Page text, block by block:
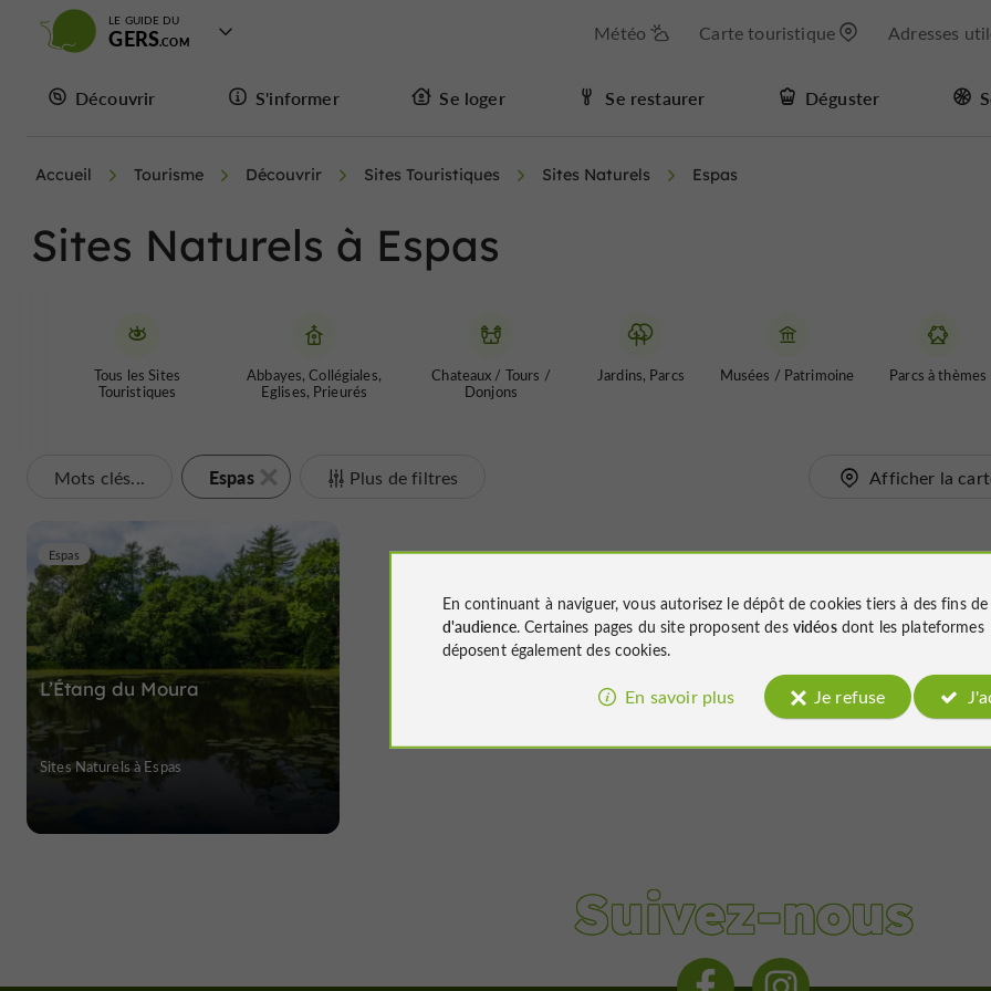
LE GUIDE DU
GERS Météo Carte touristique Adresses
Découvrir S'informer Se loger Se restaurer Déguster
Accueil Tourisme Découvrir Sites Touristiques Sites Naturels Espas
Sites Naturels à Espas
Tous les Sites
Touristiques
Abbayes, Collégiales,
Eglises, Prieurés
Chateaux / Tours /
Donjons
Jardins, Parcs Musées / Patrimoine Parcs à thèmes
Mots clés... Espas Plus de filtres Afficher la
L’Étang du Moura
Espas
Sites Naturels à Espas
Suivez-nous
En continuant à naviguer, vous autorisez le dépôt de cookies tiers à des fins de
d'audience. Certaines pages du site proposent des vidéosdont les plateformes
déposent également des cookies.
En savoir plus Je refuse